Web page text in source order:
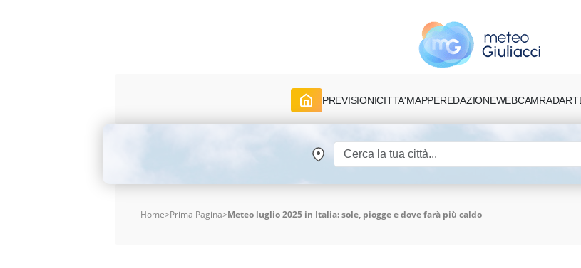
PREVISIONICITTA'MAPPEREDAZIONEWEBCAMRADAR
Home>Prima Pagina>Meteo luglio 2025 in Italia: sole, piogge e dove farà più caldo